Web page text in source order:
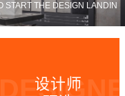
START THE DESIGN LANDIN
设计师